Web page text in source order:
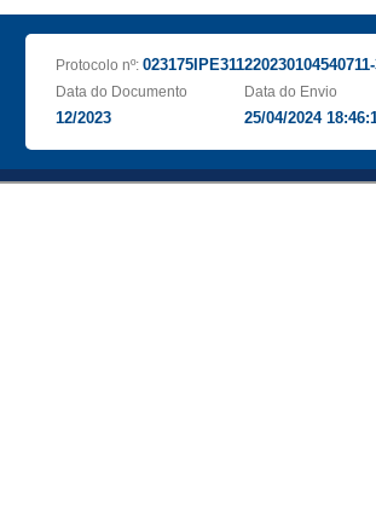
Protocolo nº:
Data do Documento
12/2023
Data do Envio
25/04/2024